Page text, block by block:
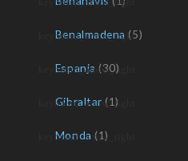
Benalmadena (5)
Espanja (30)
Gibraltar (1)
Monda (1)